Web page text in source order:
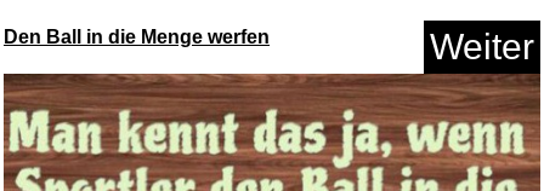
Bring the Kouchie Come...
Den Ball in die Menge werfen Weiter